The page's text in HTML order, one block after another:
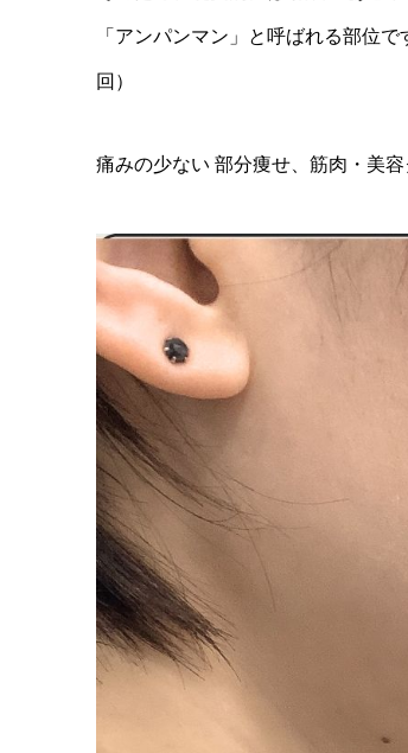
「アンパンマン」と呼ばれる部位
回）
痛みの少ない 部分痩せ、筋肉・美